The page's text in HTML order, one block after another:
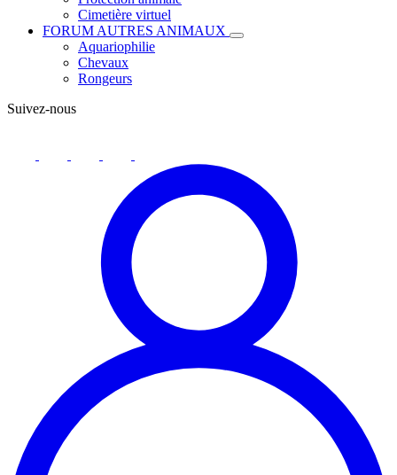
Cimetière virtuel
FORUM AUTRES ANIMAUX
Aquariophilie
Chevaux
Rongeurs
Suivez-nous